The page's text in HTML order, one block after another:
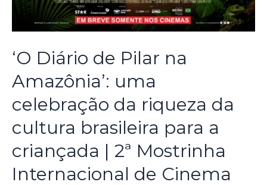
‘O Diário de Pilar na
Amazônia’: uma
celebração da riqueza da
cultura brasileira para a
criançada | 2ª Mostrinha
Internacional de Cinema